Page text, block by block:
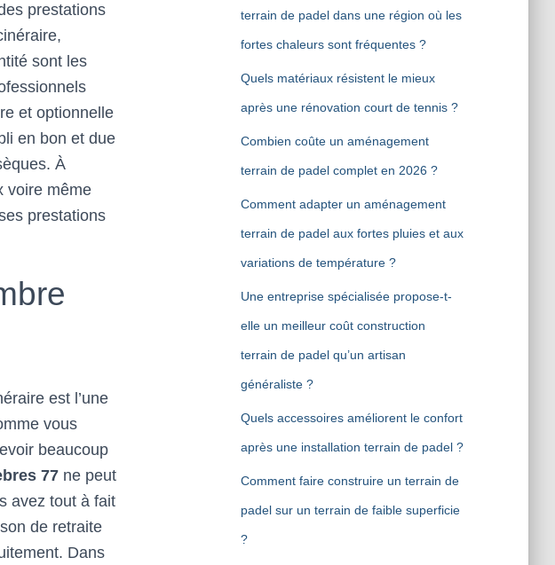
prestations
sont les
et optionnelle
en bon et due
À
voire même
prestations
est l’une
vous
beaucoup
77 ne peut
avez tout à fait
de retraite
Dans
terrain de padel dans une région où les
fortes chaleurs sont fréquentes ?
Quels matériaux résistent le mieux
après une rénovation court de tennis ?
Combien coûte un aménagement
terrain de padel complet en 2026 ?
Comment adapter un aménagement
terrain de padel aux fortes pluies et aux
variations de température ?
Une entreprise spécialisée propose-t-
elle un meilleur coût construction
terrain de padel qu’un artisan
généraliste ?
Quels accessoires améliorent le confort
après une installation terrain de padel ?
Comment faire construire un terrain de
padel sur un terrain de faible superficie
?